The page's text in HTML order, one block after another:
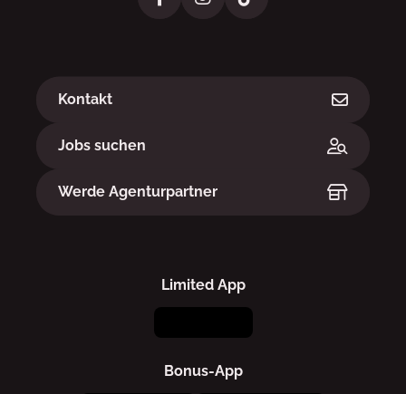
Kontakt
Jobs suchen
Werde Agenturpartner
Limited App
Bonus-App